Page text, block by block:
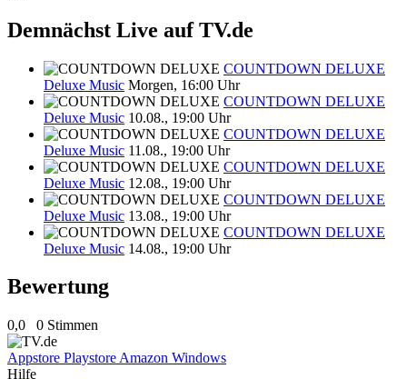
Demnächst Live auf TV.de
COUNTDOWN DELUXE
Deluxe Music Morgen, 16:00 Uhr
COUNTDOWN DELUXE
Deluxe Music 10.08., 19:00 Uhr
COUNTDOWN DELUXE
Deluxe Music 11.08., 19:00 Uhr
COUNTDOWN DELUXE
Deluxe Music 12.08., 19:00 Uhr
COUNTDOWN DELUXE
Deluxe Music 13.08., 19:00 Uhr
COUNTDOWN DELUXE
Deluxe Music 14.08., 19:00 Uhr
Bewertung
0,0 0 Stimmen
Appstore Playstore Amazon Windows
Hilfe